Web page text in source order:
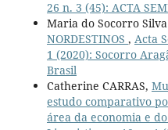
26 n. 3 (45): ACTA
Maria do Socorro
NORDESTINOS , Acta
1 (2020): Socorro
Brasil
Catherine CARRAS,
estudo comparativo
área da economia e